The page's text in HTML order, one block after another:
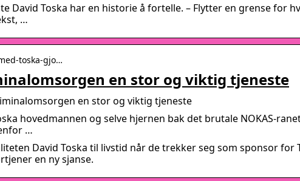
David Toska har en historie å fortelle. – Flytter en grense for
…
toska-gjo…
en stor og viktig tjeneste
en stor og viktig tjeneste
hovedmannen og selve hjernen bak det brutale NOKAS-
…
David Toska til livstid når de trekker seg som sponsor for
en ny sjanse.